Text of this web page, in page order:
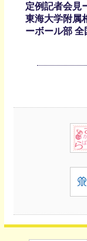
定例記者会見
東海大学附属
ーボール部